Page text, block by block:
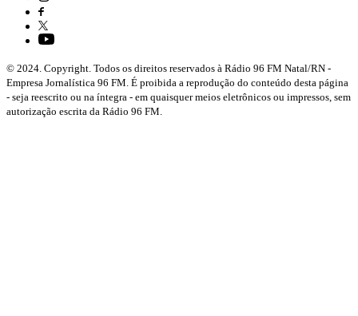
© 2024. Copyright. Todos os direitos reservados à Rádio 96 FM Natal/RN -
Empresa Jornalística 96 FM. É proibida a reprodução do conteúdo desta página
- seja reescrito ou na íntegra - em quaisquer meios eletrônicos ou impressos, sem
autorização escrita da Rádio 96 FM.